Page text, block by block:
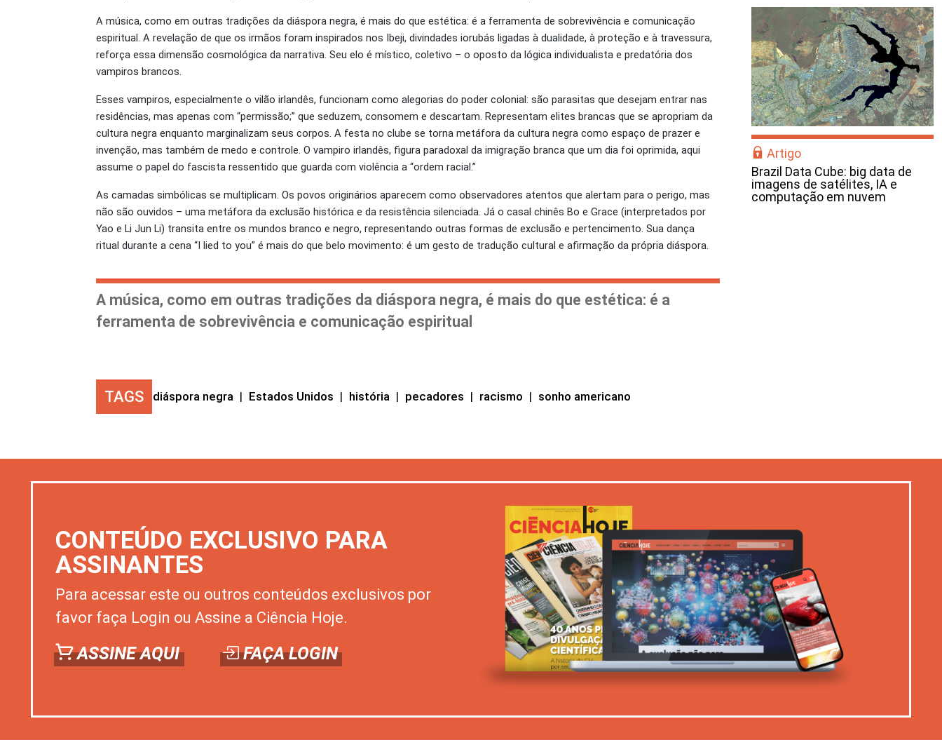
A música, como em outras tradições da diáspora negra, é mais do que estética: é a ferramenta de sobrevivência e comunicação
espiritual. A revelação de que os irmãos foram inspirados nos Ibeji, divindades iorubás ligadas à dualidade, à proteção e à travessura,
reforça essa dimensão cosmológica da narrativa. Seu elo é místico, coletivo – o oposto da lógica individualista e predatória dos
vampiros brancos.
Esses vampiros, especialmente o vilão irlandês, funcionam como alegorias do poder colonial: são parasitas que desejam entrar nas
residências, mas apenas com “permissão;” que seduzem, consomem e descartam. Representam elites brancas que se apropriam da
cultura negra enquanto marginalizam seus corpos. A festa no clube se torna metáfora da cultura negra como espaço de prazer e
invenção, mas também de medo e controle. O vampiro irlandês, figura paradoxal da imigração branca que um dia foi oprimida, aqui
assume o papel do fascista ressentido que guarda com violência a “ordem racial.”
As camadas simbólicas se multiplicam. Os povos originários aparecem como observadores atentos que alertam para o perigo, mas
não são ouvidos – uma metáfora da exclusão histórica e da resistência silenciada. Já o casal chinês Bo e Grace (interpretados por
Yao e Li Jun Li) transita entre os mundos branco e negro, representando outras formas de exclusão e pertencimento. Sua dança
ritual durante a cena “I lied to you” é mais do que belo movimento: é um gesto de tradução cultural e afirmação da própria diáspora.
A música, como em outras tradições da diáspora negra, é mais do que estética: é a
ferramenta de sobrevivência e comunicação espiritual
TAGS diáspora negra | Estados Unidos | história | pecadores | racismo | sonho americano
Artigo
Brazil Data Cube: big data de
imagens de satélites, IA e
computação em nuvem
CONTEÚDO EXCLUSIVO PARA
ASSINANTES
Para acessar este ou outros conteúdos exclusivos por
favor faça Login ou Assine a Ciência Hoje.
ASSINE AQUI FAÇA LOGIN